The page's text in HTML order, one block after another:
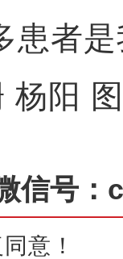
患者
杨阳
微信号
意！